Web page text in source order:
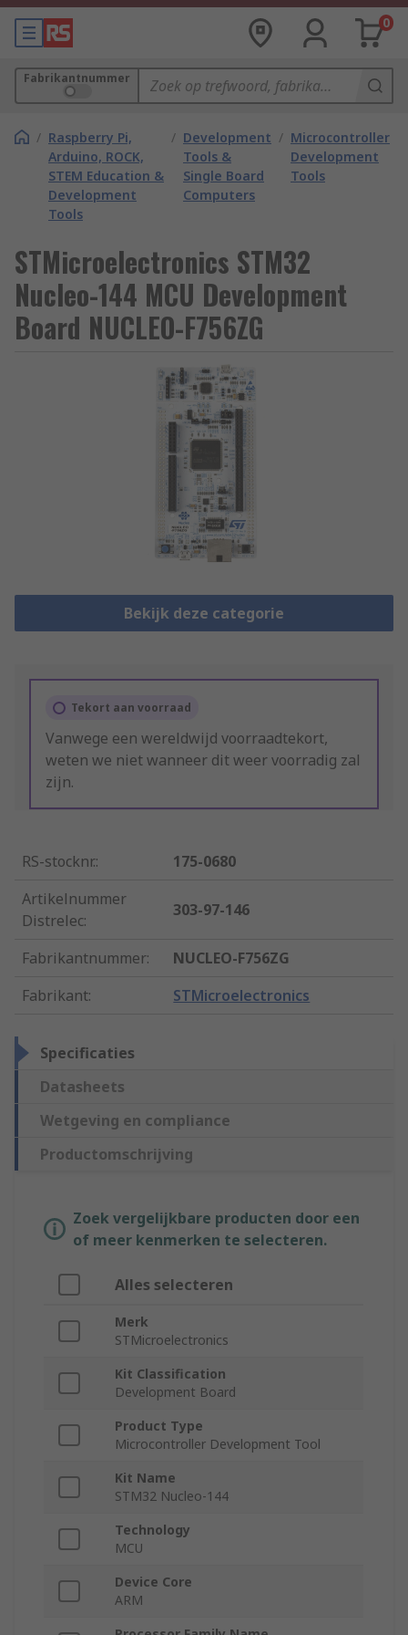
0
Fabrikantnummer
/ Raspberry Pi,
Arduino, ROCK,
STEM Education &
Development
Tools
/ Development
Tools &
Single Board
Computers
/ Microcontroller
Development
Tools
STMicroelectronics STM32
Nucleo-144 MCU Development
Board NUCLEO-F756ZG
Bekijk deze categorie
Tekort aan voorraad
Vanwege een wereldwijd voorraadtekort,
weten we niet wanneer dit weer voorradig zal
zijn.
RS-stocknr.:
175-0680
Artikelnummer
Distrelec:
303-97-146
Fabrikantnummer:
NUCLEO-F756ZG
Fabrikant: STMicroelectronics
Specificaties
Datasheets
Wetgeving en compliance
Productomschrijving
Zoek vergelijkbare producten door een
of meer kenmerken te selecteren.
Alles selecteren
Merk
STMicroelectronics
Kit Classification
Development Board
Product Type
Microcontroller Development Tool
Kit Name
STM32 Nucleo-144
Technology
MCU
Device Core
ARM